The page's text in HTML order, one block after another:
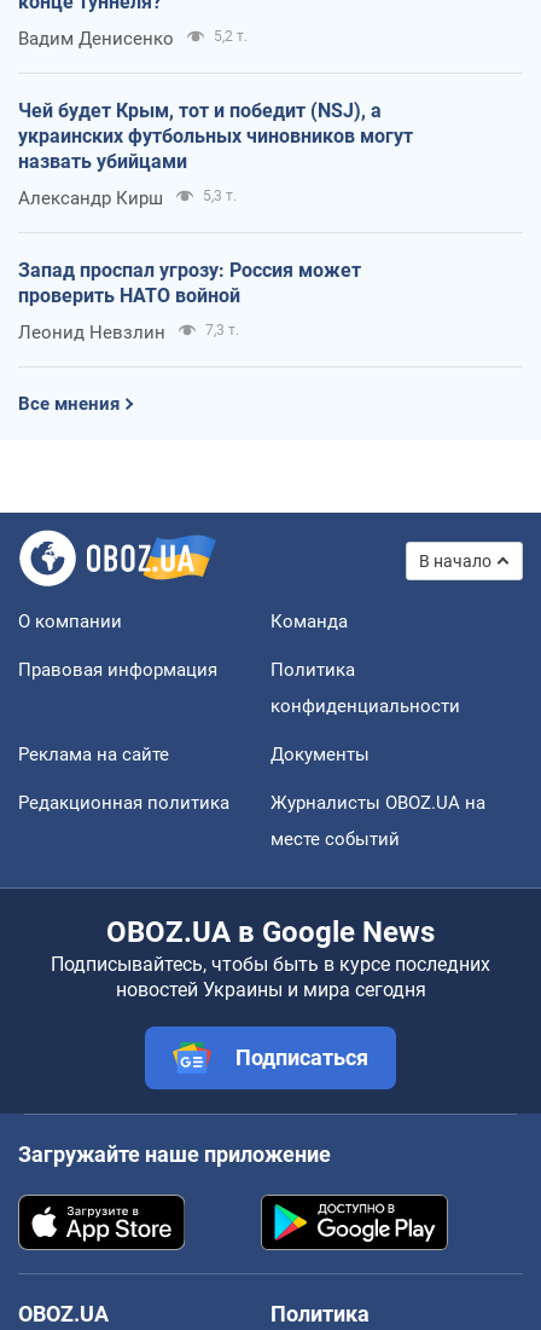
Вадим Денисенко 5,2 т.
Чей будет Крым, тот и победит (NSJ), а
украинских футбольных чиновников могут
назвать убийцами
Александр Кирш 5,3 т.
Запад проспал угрозу: Россия может
проверить НАТО войной
Леонид Невзлин 7,3 т.
Все мнения
В начало
О компании Команда
Правовая информация
Политика
конфиденциальности
Реклама на сайте Документы
Редакционная политика
Журналисты OBOZ.UA на
месте событий
OBOZ.UA в Google News
Подписывайтесь, чтобы быть в курсе последних
новостей Украины и мира сегодня
Подписаться
Загружайте наше приложение
OBOZ.UA
Политика